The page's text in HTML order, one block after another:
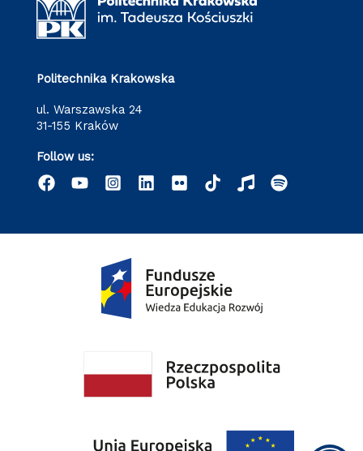
Politechnika Krakowska
ul. Warszawska 24
31-155 Kraków
Follow us: